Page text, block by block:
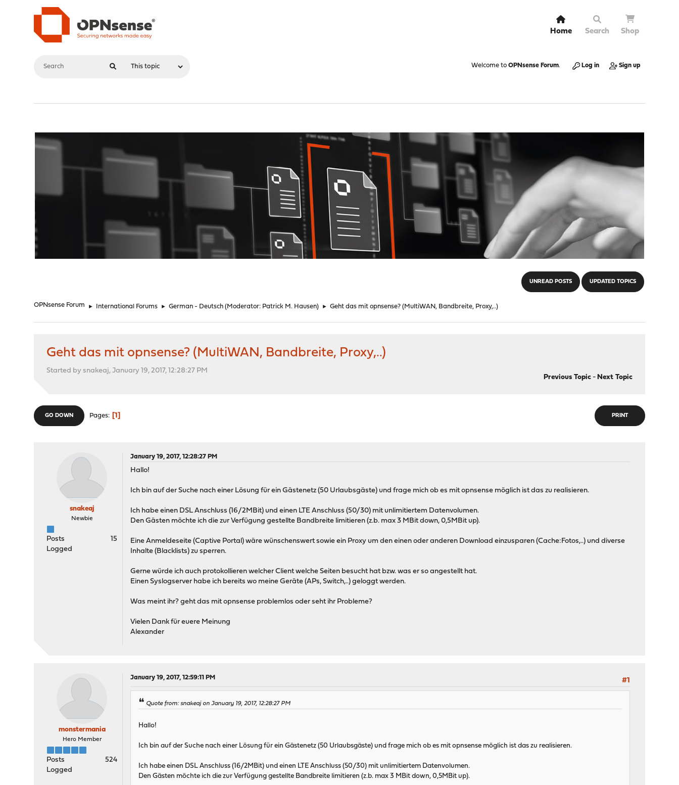
Home Search Shop
Welcome to OPNsense Forum. Log in Sign up
UNREAD POSTS UPDATED TOPICS
OPNsense Forum ► International Forums ► German - Deutsch (Moderator: Patrick M. Hausen) ► Geht das mit opnsense? (MultiWAN, Bandbreite, Proxy,..)
Geht das mit opnsense? (MultiWAN, Bandbreite, Proxy,..)
Started by snakeaj, January 19, 2017, 12:28:27 PM
Previous Topic- Next Topic
PRINT
GO DOWN Pages 1
snakeaj
Newbie
Posts
15
Logged
January 19, 2017, 12:28:27 PM
Hallo!
Ich bin auf der Suche nach einer Lösung für ein Gästenetz (50 Urlaubsgäste) und frage mich ob es mit opnsense möglich ist das zu realisieren.
Ich habe einen DSL Anschluss (16/2MBit) und einen LTE Anschluss (50/30) mit unlimitiertem Datenvolumen.
Den Gästen möchte ich die zur Verfügung gestellte Bandbreite limitieren (z.b. max 3 MBit down, 0,5MBit up).
Eine Anmeldeseite (Captive Portal) wäre wünschenswert sowie ein Proxy um den einen oder anderen Download einzusparen (Cache:Fotos,..) und diverse
Inhalte (Blacklists) zu sperren.
Gerne würde ich auch protokollieren welcher Client welche Seiten besucht hat bzw. was er so angestellt hat.
Einen Syslogserver habe ich bereits wo meine Geräte (APs, Switch,..) geloggt werden.
Was meint ihr? geht das mit opnsense problemlos oder seht ihr Probleme?
Vielen Dank für euere Meinung
Alexander
monstermania
Hero Member
Posts
524
Logged
January 19, 2017, 12:59:11 PM #1
Quote from: snakeaj on January 19, 2017, 12:28:27 PM
Hallo!
Ich bin auf der Suche nach einer Lösung für ein Gästenetz (50 Urlaubsgäste) und frage mich ob es mit opnsense möglich ist das zu realisieren.
Ich habe einen DSL Anschluss (16/2MBit) und einen LTE Anschluss (50/30) mit unlimitiertem Datenvolumen.
Den Gästen möchte ich die zur Verfügung gestellte Bandbreite limitieren (z.b. max 3 MBit down, 0,5MBit up).